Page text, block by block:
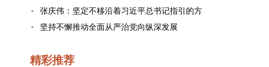
张庆伟：坚定不移沿着习近平总书记指引的方
向前进 凝心聚力奋进新征程建功新时代谱写新
坚持不懈推动全面从严治党向纵深发展
精彩推荐